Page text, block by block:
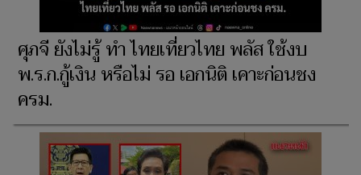
ศุภจี ยังไม่รู้ ทำ ไทยเที่ยวไทย พลัส ใช้งบ
พ.ร.ก.กู้เงิน หรือไม่ รอ เอกนิติ เคาะก่อนชง
ครม.